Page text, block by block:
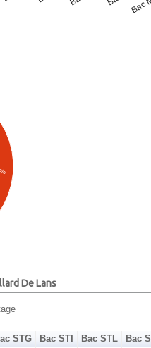
De Lans
STG Bac STI Bac STL
Bac